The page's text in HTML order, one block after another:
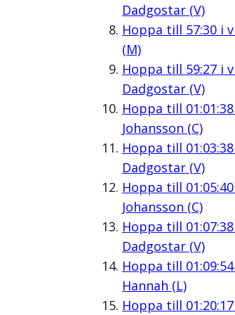
Dadgostar (V)
Hoppa till 57:30i
(M)
Hoppa till 59:27i
Dadgostar (V)
Hoppa till 01:01:38
Johansson (C)
Hoppa till 01:03:38
Dadgostar (V)
Hoppa till 01:05:40
Johansson (C)
Hoppa till 01:07:38
Dadgostar (V)
Hoppa till 01:09:54
Hannah (L)
Hoppa till 01:20:17